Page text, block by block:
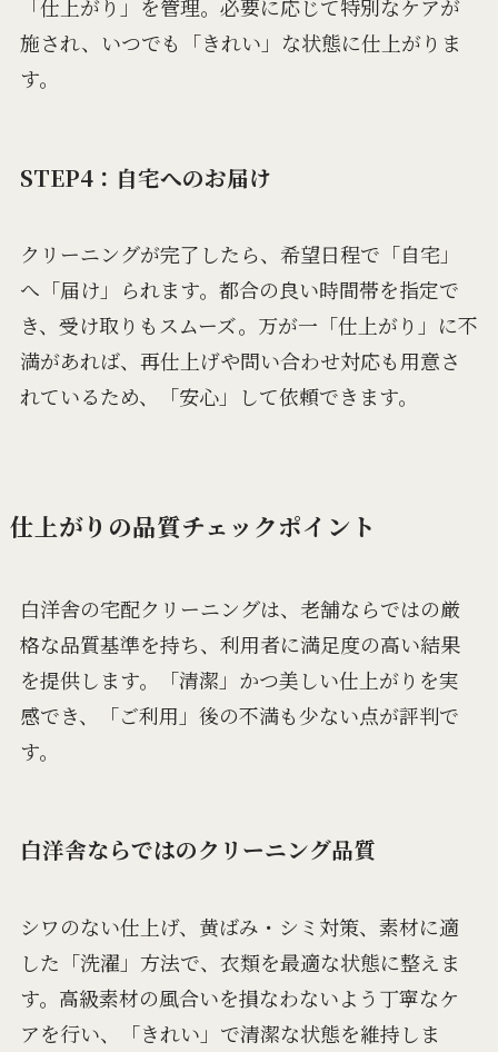
「仕上がり」を管理。必要に応じて特別なケアが
施され、いつでも「きれい」な状態に仕上がりま
す。
STEP4：自宅へのお届け
クリーニングが完了したら、希望日程で「自宅」
へ「届け」られます。都合の良い時間帯を指定で
き、受け取りもスムーズ。万が一「仕上がり」に不
満があれば、再仕上げや問い合わせ対応も用意さ
れているため、「安心」して依頼できます。
仕上がりの品質チェックポイント
白洋舎の宅配クリーニングは、老舗ならではの厳
格な品質基準を持ち、利用者に満足度の高い結果
を提供します。「清潔」かつ美しい仕上がりを実
感でき、「ご利用」後の不満も少ない点が評判で
す。
白洋舎ならではのクリーニング品質
シワのない仕上げ、黄ばみ・シミ対策、素材に適
した「洗濯」方法で、衣類を最適な状態に整えま
す。高級素材の風合いを損なわないよう丁寧なケ
アを行い、「きれい」で清潔な状態を維持しま